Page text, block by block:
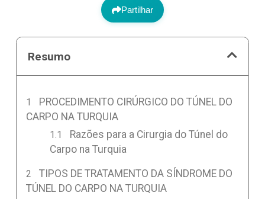
Partilhar
Resumo
PROCEDIMENTO CIRÚRGICO DO TÚNEL DO
CARPO NA TURQUIA
Razões para a Cirurgia do Túnel do
Carpo na Turquia
TIPOS DE TRATAMENTO DA SÍNDROME DO
TÚNEL DO CARPO NA TURQUIA